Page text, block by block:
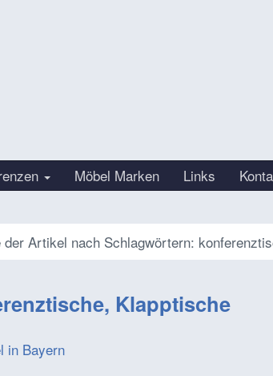
Möbel Marken Links
der Artikel nach Schlagwörtern:
Klapptische
in Bayern